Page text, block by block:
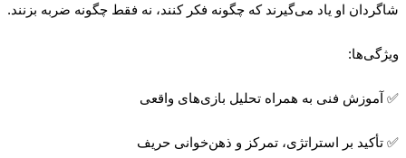
شاگردان او یاد می‌گیرند که چگونه فکر کنند، نه فقط چگونه ضربه بزنند.
ویژگی‌ها:
✅ آموزش فنی به همراه تحلیل بازی‌های واقعی
✅ تأکید بر استراتژی، تمرکز و ذهن‌خوانی حریف